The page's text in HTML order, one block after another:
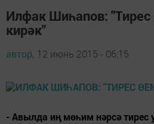
Илфак Шиһапов: "Тирес
кирәк"
автор, 12 июнь 2015 - 06:15
- Авылда иң мөһим нәрсә тирес